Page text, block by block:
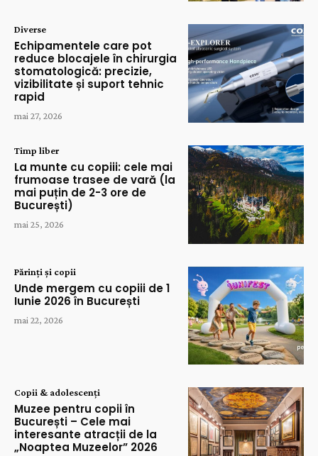
Diverse
Echipamentele care pot
reduce blocajele în chirurgia
stomatologică: precizie,
vizibilitate și suport tehnic
rapid
mai 27, 2026
Timp liber
La munte cu copiii: cele mai
frumoase trasee de vară (la
mai puțin de 2-3 ore de
București)
mai 25, 2026
Părinți și copii
Unde mergem cu copiii de 1
Iunie 2026 în București
mai 22, 2026
Copii & adolescenți
Muzee pentru copii în
București – Cele mai
interesante atracții de la
„Noaptea Muzeelor” 2026